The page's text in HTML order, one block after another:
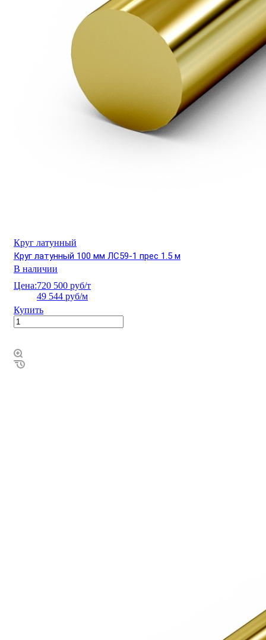
Круг латунный
Круг латунный 100 мм ЛС59-1 прес 1.5 м
В наличии
Цена:720 500 руб/т
49 544 руб/м
Купить